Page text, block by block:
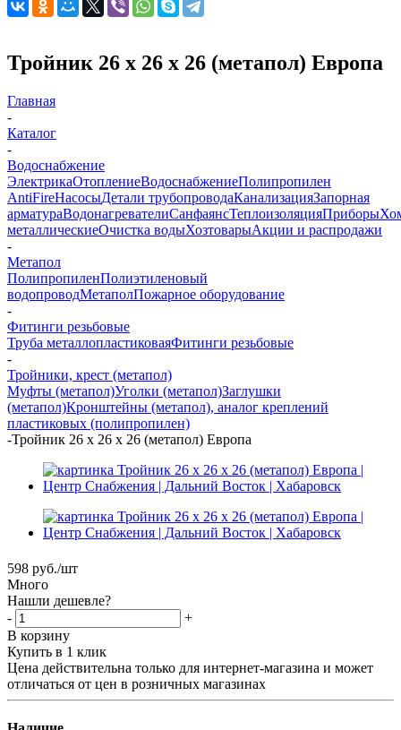
Тройник 26 х 26 х 26 (метапол) Европа
Главная
-
Каталог
-
Водоснабжение
ЭлектрикаОтоплениеВодоснабжениеПолипропилен
AntiFireНасосыДетали трубопроводаКанализацияЗапорная
арматураВодонагревателиСанфаянсТеплоизоляцияПриборы
металлическиеОчистка водыХозтоварыАкции и распродажи
-
Метапол
ПолипропиленПолиэтиленовый
водопроводМетаполПожарное оборудование
-
Фитинги резьбовые
Труба металлопластиковаяФитинги резьбовые
-
Тройники, крест (метапол)
Муфты (метапол)Уголки (метапол)Заглушки
(метапол)Кронштейны (метапол), аналог креплений
пластиковых (полипропилен)
-Тройник 26 х 26 х 26 (метапол) Европа
598 руб./шт
Много
Нашли дешевле?
-
+
В корзину
Купить в 1 клик
Цена действительна только для интернет-магазина и может
отличаться от цен в розничных магазинах